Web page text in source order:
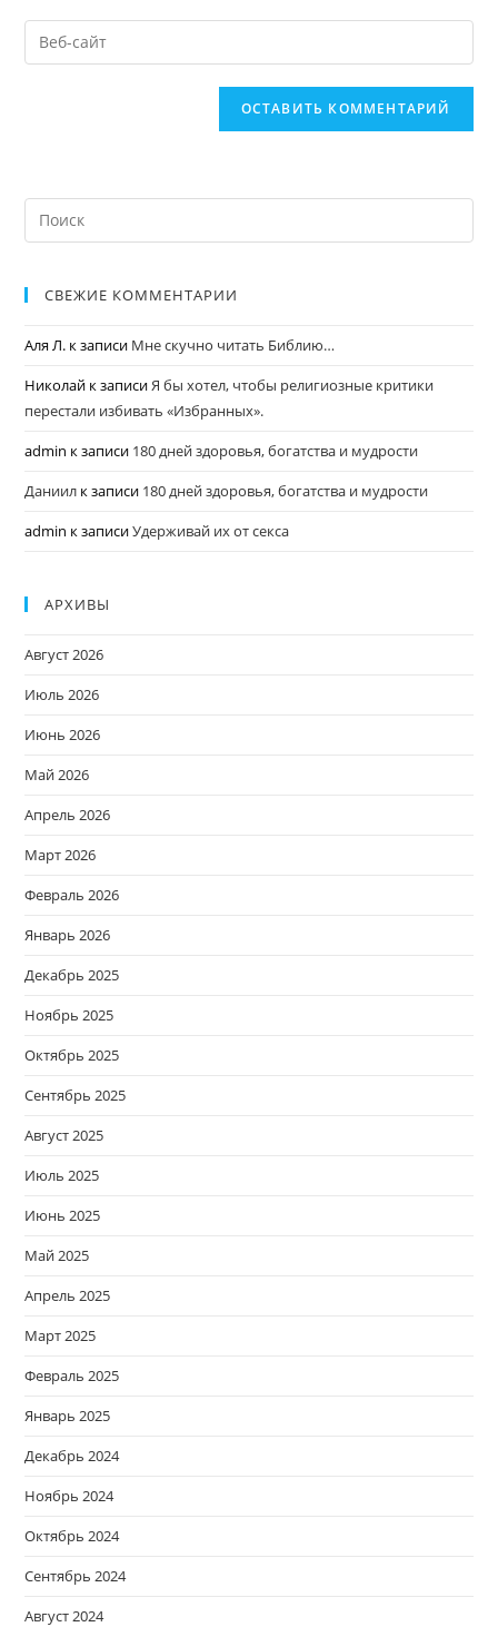
СВЕЖИЕ КОММЕНТАРИИ
Аля Л. к записи Мне скучно читать Библию…
Николай к записиЯ бы хотел, чтобы религиозные критики
перестали избивать «Избранных».
admin к записи 180 дней здоровья, богатства и мудрости
Даниил к записи 180 дней здоровья, богатства и мудрости
admin к записиУдерживай их от секса
АРХИВЫ
Август 2026
Июль 2026
Июнь 2026
Май 2026
Апрель 2026
Март 2026
Февраль 2026
Январь 2026
Декабрь 2025
Ноябрь 2025
Октябрь 2025
Сентябрь 2025
Август 2025
Июль 2025
Июнь 2025
Май 2025
Апрель 2025
Март 2025
Февраль 2025
Январь 2025
Декабрь 2024
Ноябрь 2024
Октябрь 2024
Сентябрь 2024
Август 2024